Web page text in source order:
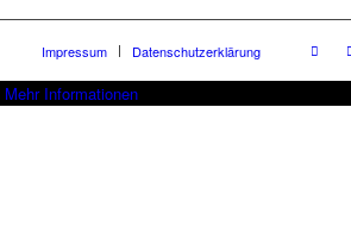
Impressum Datenschutzerklärung
Mehr Informationen